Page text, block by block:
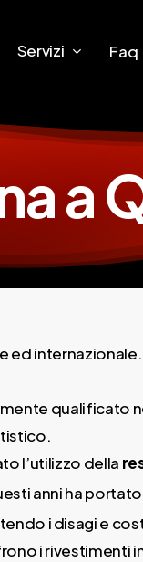
Servizi Faq
a
ed internazionale.
qualificato
l’utilizzo della
anni ha
i disagi e
i rivestimenti